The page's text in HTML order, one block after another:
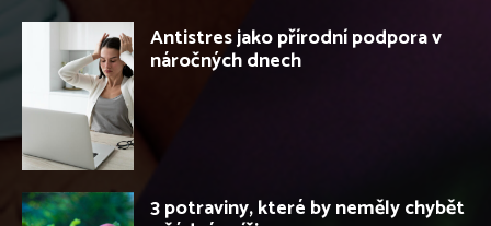
Antistres jako přírodní podpora v
náročných dnech
3 potraviny, které by neměly chybět